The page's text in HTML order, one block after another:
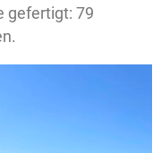
gefertigt: 79